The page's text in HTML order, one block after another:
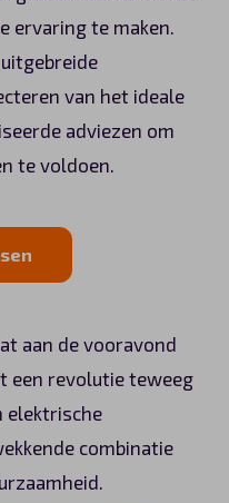
ervaring te maken.
van het ideale
adviezen om
te voldoen.
aan de vooravond
een revolutie teweeg
elektrische
combinatie